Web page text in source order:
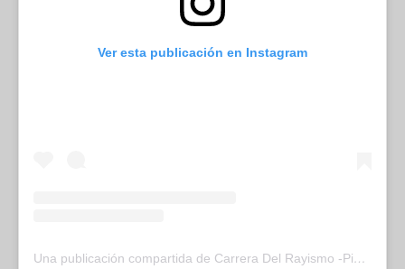
Ver esta publicación en Instagram
Una publicación compartida de Carrera Del Rayismo -PideTaxi- (@carreradelrayismo)